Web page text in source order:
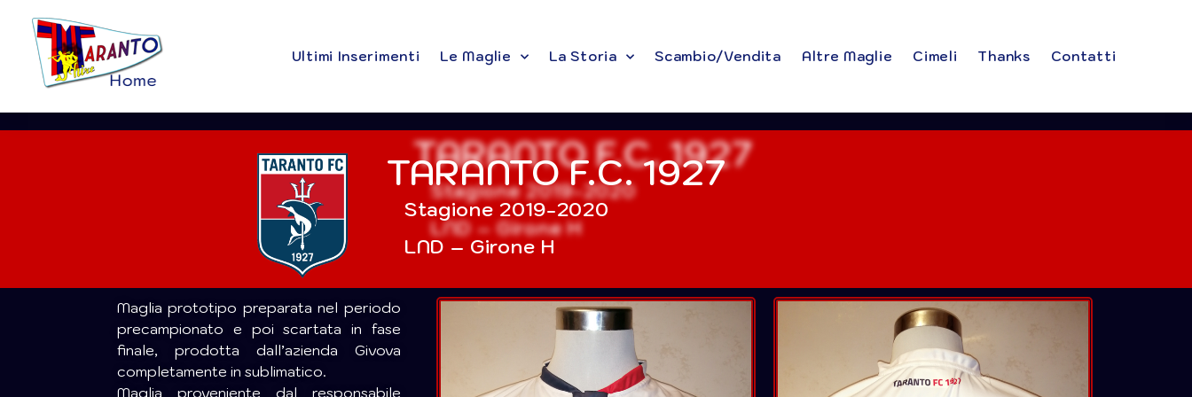
Ultimi Inserimenti Le Maglie La Storia Scambio/Vendita Altre Maglie Cimeli Thanks Contatti
TARANTO F.C. 1927
Stagione 2019-2020
LND – Girone H
Maglia prototipo preparata nel periodo
precampionato e poi scartata in fase
finale, prodotta dall’azienda Givova
completamente in sublimatico.
Maglia proveniente dal responsabile